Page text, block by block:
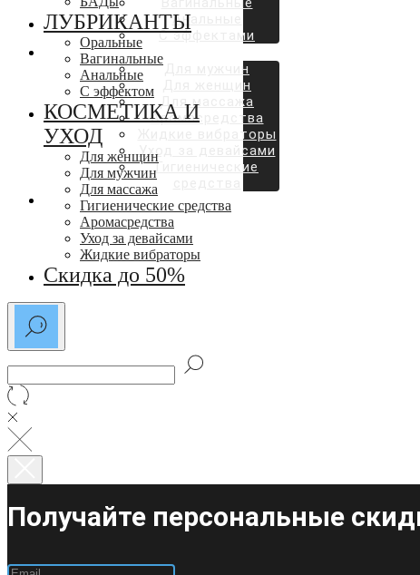
Анальные
С эффектами
КОСМЕТИКА И УХОД
Для мужчин
Для женщин
Для массажа
Аромасредства
Жидкие вибраторы
Уход за девайсами
Гигиенические
СКИДКИ ДО 50%
ЛУБРИКАНТЫ
Оральные
Вагинальные
Анальные
С эффектом
КОСМЕТИКА И
УХОД
Для женщин
Для мужчин
Для массажа
Гигиенические средства
Аромасредства
Уход за девайсами
Жидкие вибраторы
Скидка до 50%
Получайте персональные